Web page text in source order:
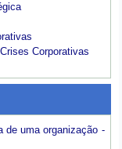
Corporativas
de uma organização -